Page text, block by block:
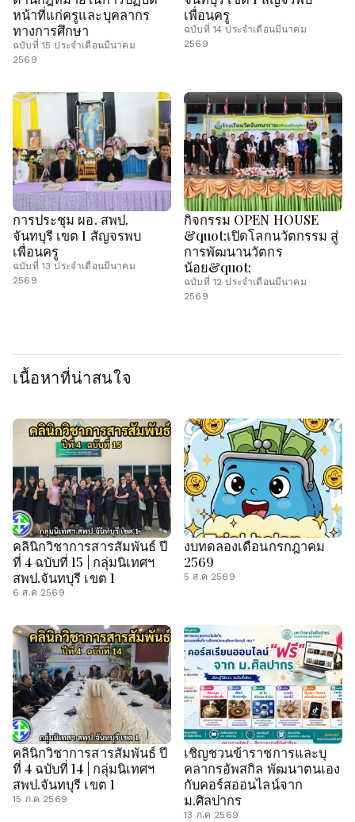
หน้าที่แก่ครูและบุคลากร
ทางการศึกษา
ฉบับที่ 15 ประจำเดือนมีนาคม
2569
เพื่อนครู
ฉบับที่ 14 ประจำเดือนมีนาคม
2569
การประชุม ผอ. สพป.
จันทบุรี เขต 1 สัญจรพบ
เพื่อนครู
ฉบับที่ 13 ประจำเดือนมีนาคม
2569
กิจกรรม OPEN HOUSE
&quot;เปิดโลกนวัตกรรม สู่
การพัฒนานวัตกร
น้อย&quot;
ฉบับที่ 12 ประจำเดือนมีนาคม
2569
เนื้อหาที่น่าสนใจ
คลินิกวิชาการสารสัมพันธ์ ปี
ที่ 4 ฉบับที่ 15 | กลุ่มนิเทศฯ
สพป.จันทบุรี เขต 1
6 ส.ค 2569
งบทดลองเดือนกรกฎาคม
2569
5 ส.ค 2569
คลินิกวิชาการสารสัมพันธ์ ปี
ที่ 4 ฉบับที่ 14 | กลุ่มนิเทศฯ
สพป.จันทบุรี เขต 1
15 ก.ค 2569
เชิญชวนข้าราชการและบุ
คลากรอัพสกิล พัฒนาตนเอง
กับคอร์สออนไลน์จาก
ม.ศิลปากร
13 ก.ค 2569